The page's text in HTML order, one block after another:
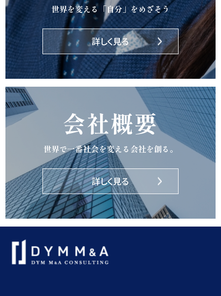
世界を変える「自分」をめざそう
詳しく見る
会社概要
世界で一番社会を変える会社を創る。
詳しく見る